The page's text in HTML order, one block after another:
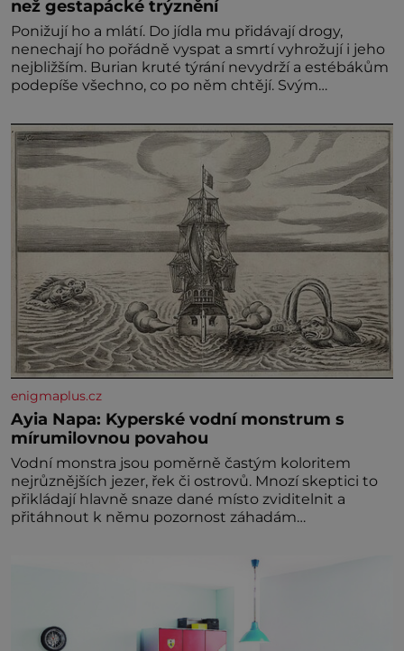
než gestapácké trýznění
Ponižují ho a mlátí. Do jídla mu přidávají drogy,
nenechají ho pořádně vyspat a smrtí vyhrožují i jeho
nejbližším. Burian kruté týrání nevydrží a estébákům
podepíše všechno, co po něm chtějí. Svým
výslechů nikdo nevyvíjel fyzický ani psychický nátlak.
Syn brněnského řezníka chce být knězem a
enigmaplus.cz
Ayia Napa: Kyperské vodní monstrum s
mírumilovnou povahou
Vodní monstra jsou poměrně častým koloritem
nejrůznějších jezer, řek či ostrovů. Mnozí skeptici to
přikládají hlavně snaze dané místo zviditelnit a
přitáhnout k němu pozornost záhadám